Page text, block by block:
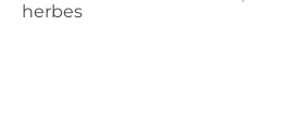
de
herbes